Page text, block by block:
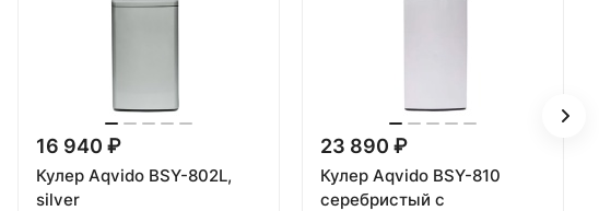
16 940 ₽
Кулер Aqvido BSY-802L,
silver
23 890 ₽
Кулер Aqvido BSY-810
серебристый с